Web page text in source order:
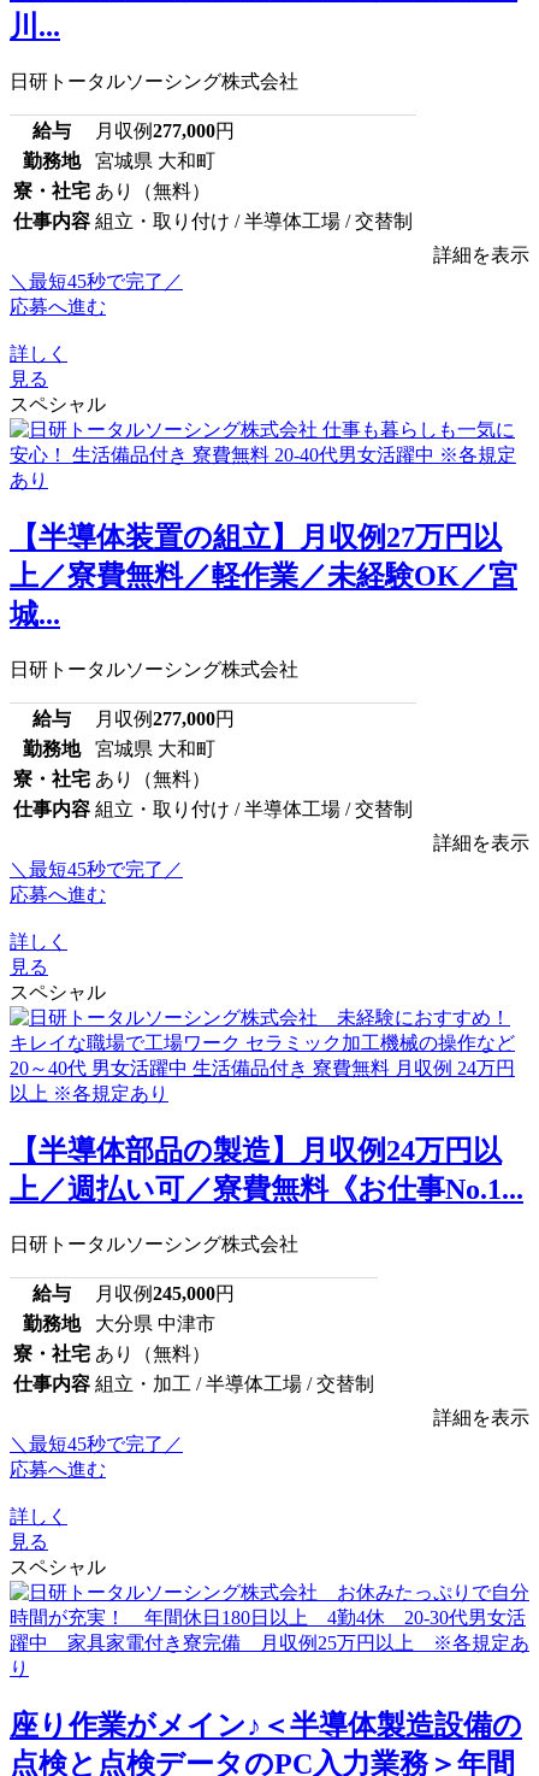
川...
日研トータルソーシング株式会社
給与 月収例277,000円
勤務地
宮城県 大和町
寮・社宅 あり（無料）
仕事内容 組立・取り付け / 半導体工場 / 交替制
詳細を表示
＼最短45秒で完了／
応募へ進む
詳しく
見る
スペシャル
【半導体装置の組立】月収例27万円以
上／寮費無料／軽作業／未経験OK／宮
城...
日研トータルソーシング株式会社
給与 月収例277,000円
勤務地
宮城県 大和町
寮・社宅 あり（無料）
仕事内容 組立・取り付け / 半導体工場 / 交替制
詳細を表示
＼最短45秒で完了／
応募へ進む
詳しく
見る
スペシャル
【半導体部品の製造】月収例24万円以
上／週払い可／寮費無料《お仕事No.1...
日研トータルソーシング株式会社
給与 月収例245,000円
勤務地
大分県 中津市
寮・社宅 あり（無料）
仕事内容 組立・加工 / 半導体工場 / 交替制
詳細を表示
＼最短45秒で完了／
応募へ進む
詳しく
見る
スペシャル
座り作業がメイン♪＜半導体製造設備の
点検と点検データのPC入力業務＞年間